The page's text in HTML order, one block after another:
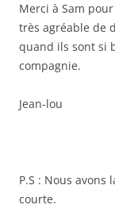
Merci à Sam
très agréable de
quand ils sont si
compagnie.
Jean-lou
P.S : Nous
courte.